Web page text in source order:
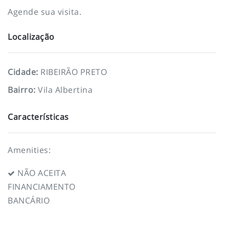
Agende sua visita.
Localização
Cidade: RIBEIRÃO PRETO
Bairro: Vila Albertina
Características
Amenities:
NÃO ACEITA
FINANCIAMENTO
BANCÁRIO